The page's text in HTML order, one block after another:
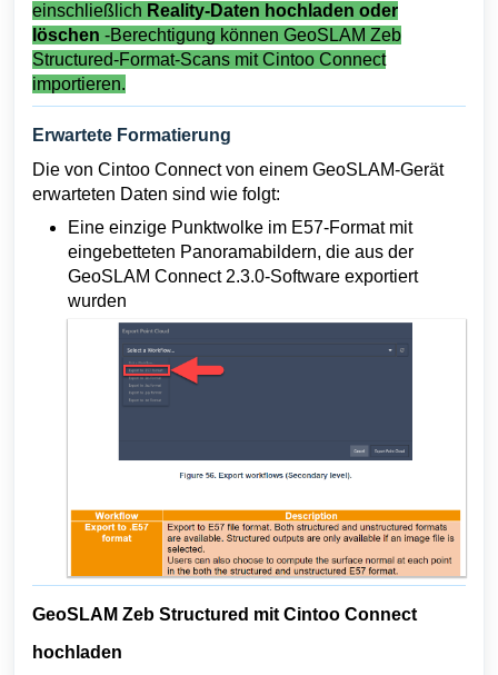
einschließlich Reality-Daten hochladen oder
löschen -Berechtigung können GeoSLAM Zeb
Structured-Format-Scans mit Cintoo Connect
importieren.
Erwartete Formatierung
Die von Cintoo Connect von einem GeoSLAM-Gerät
erwarteten Daten sind wie folgt:
Eine einzige Punktwolke im E57-Format mit
eingebetteten Panoramabildern, die aus der
GeoSLAM Connect 2.3.0-Software exportiert
wurden
GeoSLAM Zeb Structured mit Cintoo Connect
hochladen